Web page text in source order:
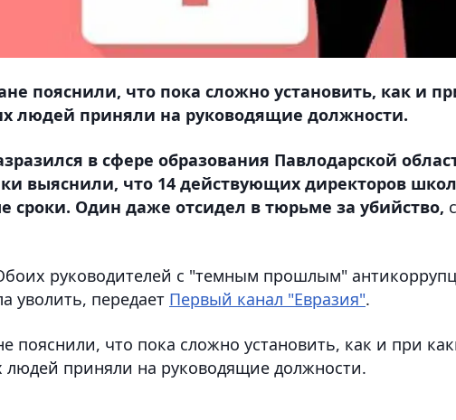
пояснили, что пока сложно установить, как и
людей приняли на руководящие должности.
в сфере образования Павлодарской
выяснили, что 14 действующих директоров
Один даже отсидел в тюрьме за убийство,
руководителей с "темным прошлым"
уволить, передает Первый канал "Евразия".
пояснили, что пока сложно установить, как и при
людей приняли на руководящие должности.